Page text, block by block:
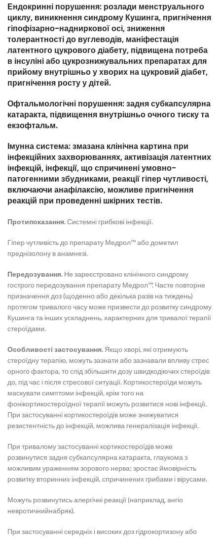
Ендокринні порушення: розлади менструального
циклу, виникнення синдрому Кушинга, пригнічення
гіпофізарно-надниркової осі, зниження
толерантності до вуглеводів, маніфестація
латентного цукрового діабету, підвищена потреба
в інсуліні або цукрознижувальних препаратах для
прийому внутрішньо у хворих на цукровий діабет,
пригнічення росту у дітей.
Офтальмологічні порушення: задня субкапсулярна
катаракта, підвищення внутрішньо очного тиску та
екзофтальм.
Імунна система: змазана клінічна картина при
інфекційних захворюваннях, активізація латентних
інфекцій, інфекції, що спричинені умовно-
патогенними збудниками, реакції гіпер чутливості,
включаючи анафілаксію, можливе пригнічення
реакцій при проведенні шкірних тестів.
Протипоказання.Системні грибкові інфекції.
Гіпер чутливість до препарату Медрол™ або дометил
преднізолону в анамнезі.
Передозування. Не зареєстровано клінічного синдрому
гострого передозування препарату Медрол™. Часте повторне
призначення доз (щоденно або декілька разів на тиждень)
протягом тривалого часу може призвести до розвитку синдрому
Кушинга та інших ускладнень, характерних для тривалої терапії
стероїдами.
Особливості застосування. Якщо хворі, які отримують
стероїдну терапію, можуть зазнати або зазнавали впливу стрес
орного фактора, то слід збільшити дозу швидкодіючих стероїдів
до, під час і після стресової ситуації. Кортикостероїди можуть
маскувати симптоми інфекцій, крім того на
фонікортикостероїдної терапії можуть розвитися нові інфекції.
При застосуванні кортикостероїдів може знижуватися
резистентність до інфекцій, можлива генералізація інфекції.
При тривалому застосуванні кортикостероїдів може
розвинутися задня субкапсулярна катаракта, глаукома з
можливим ураженням зорового нерва; зростає ймовірність
розвитку вторинних інфекцій, спричинених грибами і вірусами.
Можуть розвинутись алергічні реакції (наприклад, ангіо
невротичнийнабряк).
При застосуванні середніх і високих доз гідрокортизону або